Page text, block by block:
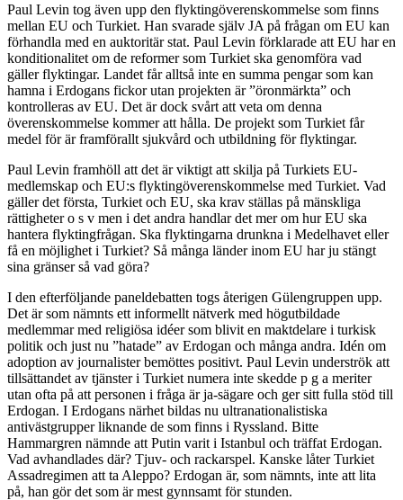
Paul Levin tog även upp den flyktingöverenskommelse som finns
mellan EU och Turkiet. Han svarade själv JA på frågan om EU kan
förhandla med en auktoritär stat. Paul Levin förklarade att EU har en
konditionalitet om de reformer som Turkiet ska genomföra vad
gäller flyktingar. Landet får alltså inte en summa pengar som kan
hamna i Erdogans fickor utan projekten är ”öronmärkta” och
kontrolleras av EU. Det är dock svårt att veta om denna
överenskommelse kommer att hålla. De projekt som Turkiet får
medel för är framförallt sjukvård och utbildning för flyktingar.
Paul Levin framhöll att det är viktigt att skilja på Turkiets EU-
medlemskap och EU:s flyktingöverenskommelse med Turkiet. Vad
gäller det första, Turkiet och EU, ska krav ställas på mänskliga
rättigheter o s v men i det andra handlar det mer om hur EU ska
hantera flyktingfrågan. Ska flyktingarna drunkna i Medelhavet eller
få en möjlighet i Turkiet? Så många länder inom EU har ju stängt
sina gränser så vad göra?
I den efterföljande paneldebatten togs återigen Gülengruppen upp.
Det är som nämnts ett informellt nätverk med högutbildade
medlemmar med religiösa idéer som blivit en maktdelare i turkisk
politik och just nu ”hatade” av Erdogan och många andra. Idén om
adoption av journalister bemöttes positivt. Paul Levin underströk att
tillsättandet av tjänster i Turkiet numera inte skedde p g a meriter
utan ofta på att personen i fråga är ja-sägare och ger sitt fulla stöd till
Erdogan. I Erdogans närhet bildas nu ultranationalistiska
antivästgrupper liknande de som finns i Ryssland. Bitte
Hammargren nämnde att Putin varit i Istanbul och träffat Erdogan.
Vad avhandlades där? Tjuv- och rackarspel. Kanske låter Turkiet
Assadregimen att ta Aleppo? Erdogan är, som nämnts, inte att lita
på, han gör det som är mest gynnsamt för stunden.